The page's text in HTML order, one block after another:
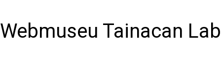
Webmuseu Tainacan Lab